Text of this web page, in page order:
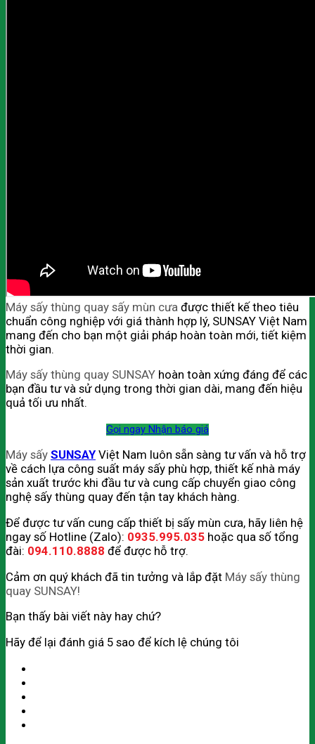
Máy sấy thùng quay sấy mùn cưa được thiết kế theo tiêu
chuẩn công nghiệp với giá thành hợp lý, SUNSAY Việt Nam
mang đến cho bạn một giải pháp hoàn toàn mới, tiết kiệm
thời gian.
Máy sấy thùng quay SUNSAY hoàn toàn xứng đáng để các
bạn đầu tư và sử dụng trong thời gian dài, mang đến hiệu
quả tối ưu nhất.
Gọi ngay Nhận báo giá
Máy sấy SUNSAY Việt Nam luôn sẵn sàng tư vấn và hỗ trợ
về cách lựa công suất máy sấy phù hợp, thiết kế nhà máy
sản xuất trước khi đầu tư và cung cấp chuyển giao công
nghệ sấy thùng quay đến tận tay khách hàng.
Để được tư vấn cung cấp thiết bị sấy mùn cưa, hãy liên hệ
ngay số Hotline (Zalo): 0935.995.035 hoặc qua số tổng
đài: 094.110.8888 để được hỗ trợ.
Cảm ơn quý khách đã tin tưởng và lắp đặt Máy sấy thùng
quay SUNSAY!
Bạn thấy bài viết này hay chứ?
Hãy để lại đánh giá 5 sao để kích lệ chúng tôi